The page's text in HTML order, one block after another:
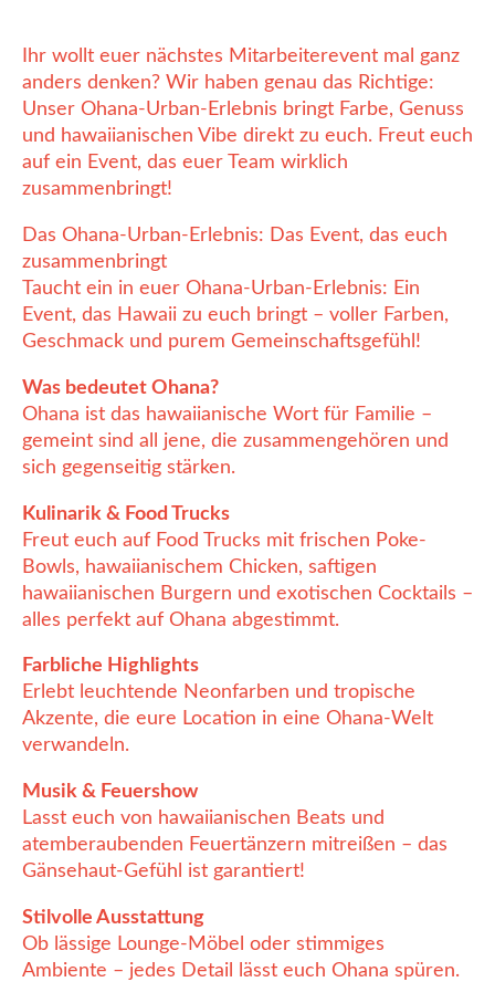
Ihr wollt euer nächstes Mitarbeiterevent mal ganz
anders denken? Wir haben genau das Richtige:
Unser Ohana-Urban-Erlebnis bringt Farbe, Genuss
und hawaiianischen Vibe direkt zu euch. Freut euch
auf ein Event, das euer Team wirklich
zusammenbringt!
Das Ohana-Urban-Erlebnis: Das Event, das euch
zusammenbringt
Taucht ein in euer Ohana-Urban-Erlebnis: Ein
Event, das Hawaii zu euch bringt – voller Farben,
Geschmack und purem Gemeinschaftsgefühl!
Was bedeutet Ohana?
Ohana ist das hawaiianische Wort für Familie –
gemeint sind all jene, die zusammengehören und
sich gegenseitig stärken.
Kulinarik & Food Trucks
Freut euch auf Food Trucks mit frischen Poke-
Bowls, hawaiianischem Chicken, saftigen
hawaiianischen Burgern und exotischen Cocktails –
alles perfekt auf Ohana abgestimmt.
Farbliche Highlights
Erlebt leuchtende Neonfarben und tropische
Akzente, die eure Location in eine Ohana-Welt
verwandeln.
Musik & Feuershow
Lasst euch von hawaiianischen Beats und
atemberaubenden Feuertänzern mitreißen – das
Gänsehaut-Gefühl ist garantiert!
Stilvolle Ausstattung
Ob lässige Lounge-Möbel oder stimmiges
Ambiente – jedes Detail lässt euch Ohana spüren.